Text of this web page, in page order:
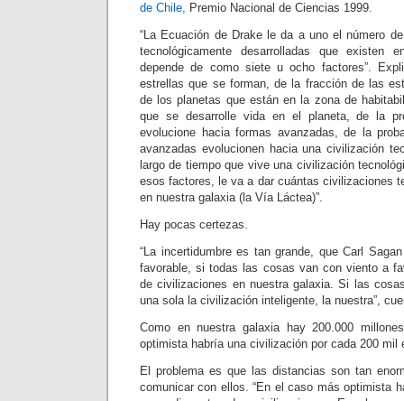
de Chile, Premio Nacional de Ciencias 1999.
“La Ecuación de Drake le da a uno el número
tecnológicamente desarrolladas que existen
depende de como siete u ocho factores”.
estrellas que se forman, de la fracción de las
de los planetas que están en la zona de
que se desarrolle vida en el planeta, de la
evolucione hacia formas avanzadas, de la
avanzadas evolucionen hacia una civilización
largo de tiempo que vive una civilización
esos factores, le va a dar cuántas civilizaciones
en nuestra galaxia (la Vía Láctea)”.
Hay pocas certezas.
“La incertidumbre es tan grande, que Carl
favorable, si todas las cosas van con viento a
de civilizaciones en nuestra galaxia. Si las
una sola la civilización inteligente, la nuestra”,
Como en nuestra galaxia hay 200.000
optimista habría una civilización por cada 200 mil
El problema es que las distancias son tan
comunicar con ellos. “En el caso más optimista